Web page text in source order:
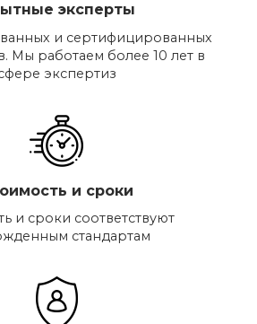
эксперты
и сертифицированных
Мы работаем более 10 лет в
экспертиз
и сроки
и сроки соответствуют
стандартам